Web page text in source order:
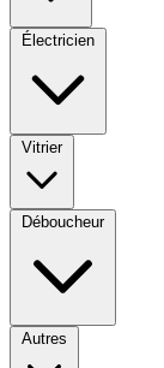
Électricien
Vitrier
Déboucheur
Autres